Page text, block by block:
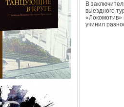
В
выездного
«Локомотив»
учинил